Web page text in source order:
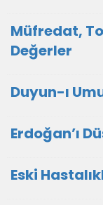
Müfredat,
Değerler
Duyun-ı
Erdoğan’ı
Eski